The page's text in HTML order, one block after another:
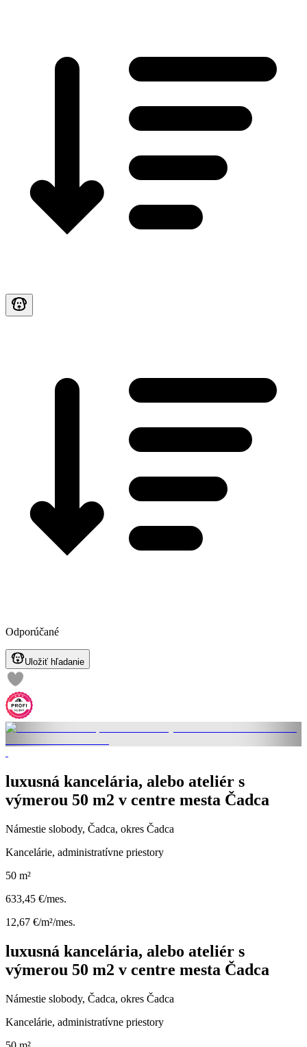
Odporúčané
Uložiť hľadanie
luxusná kancelária, alebo ateliér s
výmerou 50 m2 v centre mesta Čadca
Námestie slobody, Čadca, okres Čadca
Kancelárie, administratívne priestory
50 m²
633,45 €/mes.
12,67 €/m²/mes.
luxusná kancelária, alebo ateliér s
výmerou 50 m2 v centre mesta Čadca
Námestie slobody, Čadca, okres Čadca
Kancelárie, administratívne priestory